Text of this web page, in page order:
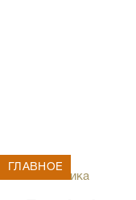
Экономика
ГЛАВНОЕ